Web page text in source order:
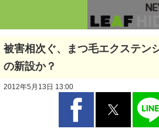
被害相次ぐ、まつ毛エクステン
の新設か？
2012年5月13日 13:00